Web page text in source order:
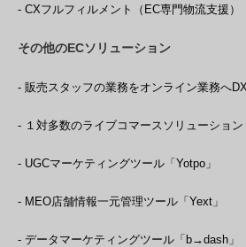
- CXフルフィルメント（EC専門物流支援）
その他のECソリューション
- 販売スタッフの業務をオンライン業務へ
- １対多数のライブコマースソリューション
- UGCマーケティングツール「Yotpo」
- MEO店舗情報一元管理ツール「Yext」
- データマーケティングツール「b→dash」